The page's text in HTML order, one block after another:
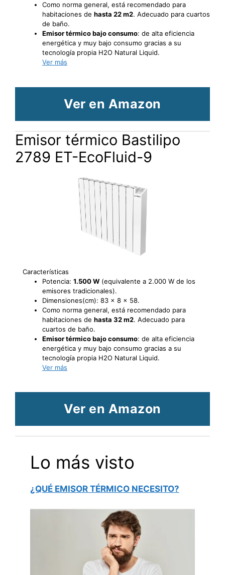
Como norma general, está recomendado para
habitaciones de hasta 22 m2. Adecuado para cuartos
de baño.
Emisor térmico bajo consumo: de alta eficiencia
energética y muy bajo consumo gracias a su
tecnología propia H2O Natural Liquid.
Ver más
Ver en Amazon
Emisor térmico Bastilipo
2789 ET-EcoFluid-9
Características
Potencia: 1.500 W (equivalente a 2.000 W de los
emisores tradicionales).
Dimensiones(cm): 83 x 8 x 58.
Como norma general, está recomendado para
habitaciones de hasta 32 m2. Adecuado para
cuartos de baño.
Emisor térmico bajo consumo: de alta eficiencia
energética y muy bajo consumo gracias a su
tecnología propia H2O Natural Liquid.
Ver más
Ver en Amazon
Lo más visto
¿QUÉ EMISOR TÉRMICO NECESITO?